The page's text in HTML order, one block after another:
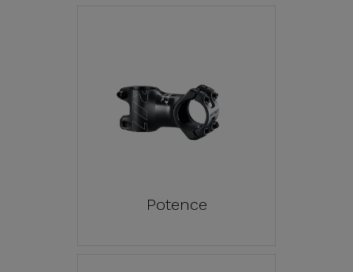
Potence